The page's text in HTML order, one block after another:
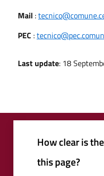
Mail :
PEC :
Last update: 18
How clear is
this page?